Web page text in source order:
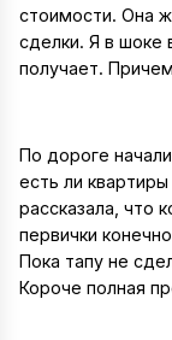
стоимости. Она
сделки. Я в шоке
получает.
По дороге
есть ли
рассказала, что
первички
Пока тапу не
Короче полная